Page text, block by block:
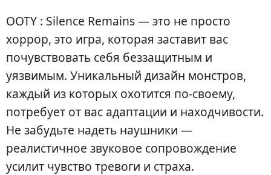
OOTY : Silence Remains — это не просто
хоррор, это игра, которая заставит вас
почувствовать себя беззащитным и
уязвимым. Уникальный дизайн монстров,
каждый из которых охотится по-своему,
потребует от вас адаптации и находчивости.
Не забудьте надеть наушники —
реалистичное звуковое сопровождение
усилит чувство тревоги и страха.